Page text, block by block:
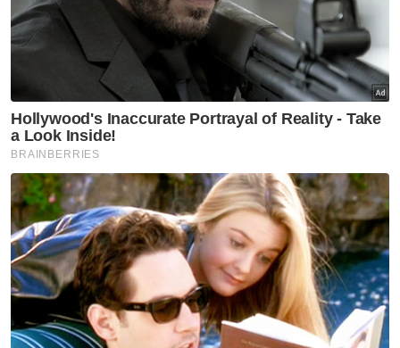
Thailand
Cukai Pelancong
Negara Jiran
Malaysia
Artikel Disyorkan